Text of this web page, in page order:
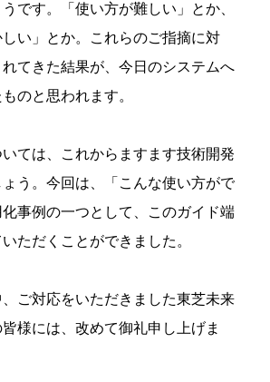
です。「使い方が難しい」とか、
しい」とか。これらのご指摘に対
てきた結果が、今日のシステムへ
のと思われます。
ては、これからますます技術開発
う。今回は、「こんな使い方がで
事例の一つとして、このガイド端
ただくことができました。
ご対応をいただきました東芝未来
様には、改めて御礼申し上げま